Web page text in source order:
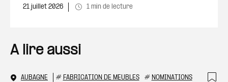
21 juillet 2026 1 min de lecture
A lire aussi
AUBAGNE # FABRICATION DE MEUBLES # NOMINATIONS